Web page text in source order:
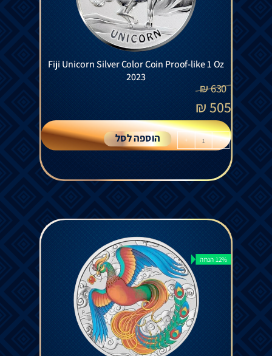
Fiji Unicorn Silver Color Coin Proof-like 1 Oz
2023
630
₪
505
₪
-
+ הוספה לסל
12% הנחה